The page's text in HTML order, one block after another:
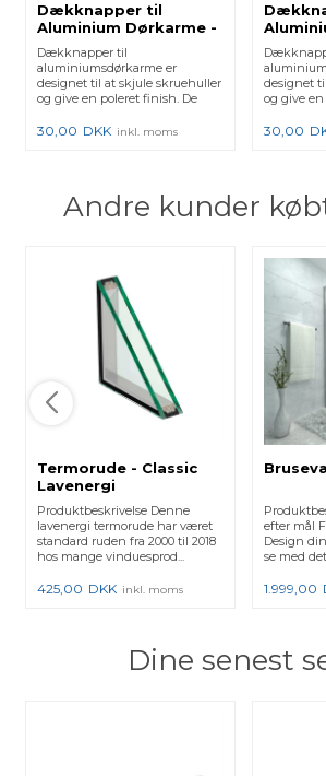
Dækknapper til
Aluminium Dørkarme -
Mat sort
Dækknapper til
aluminiumsdørkarme er
designet til at skjule skruehuller
og give en poleret finish. De
30,00 DKK inkl. moms
Hvid
designet
og give
30,00
Andre kunder
Termorude - Classic
Lavenergi
Produktbeskrivelse Denne
lavenergi termorude har været
standard ruden fra 2000 til 2018
hos mange vinduesprod...
425,00 DKK inkl. moms
efter mål
Design
se med det
1.999,00
Dine senest